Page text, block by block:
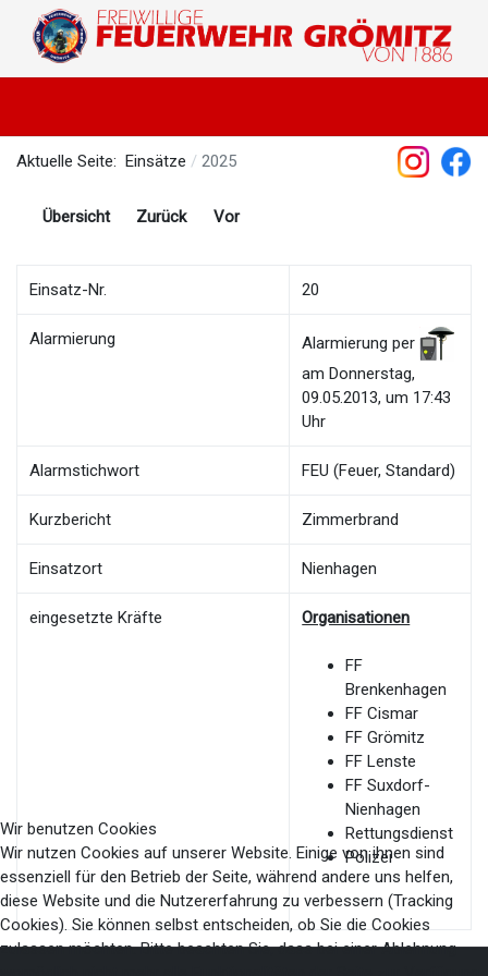
Aktuelle Seite: Einsätze 2025
Übersicht Zurück Vor
Einsatz-Nr. 20
Alarmierung
Alarmierung per
am Donnerstag,
09.05.2013, um 17:43
Uhr
Alarmstichwort FEU (Feuer, Standard)
Kurzbericht Zimmerbrand
Einsatzort Nienhagen
eingesetzte Kräfte Organisationen
FF
Brenkenhagen
FF Cismar
FF Grömitz
FF Lenste
FF Suxdorf-
Nienhagen
Rettungsdienst
Polizei
Wir benutzen Cookies
Wir nutzen Cookies auf unserer Website. Einige von ihnen sind
essenziell für den Betrieb der Seite, während andere uns helfen,
diese Website und die Nutzererfahrung zu verbessern (Tracking
Cookies). Sie können selbst entscheiden, ob Sie die Cookies
zulassen möchten. Bitte beachten Sie, dass bei einer Ablehnung